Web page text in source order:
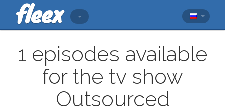
1 episodes available
for the tv show
Outsourced